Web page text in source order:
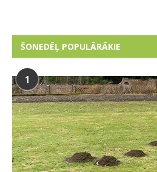
ŠONEDĒĻ POPULĀRĀKIE
1